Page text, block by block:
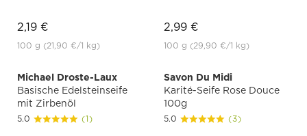
2,19 €
100 g (21,90 €/1 kg)
2,99 €
100 g (29,90 €/1 kg)
Michael Droste-Laux
Basische Edelsteinseife
mit Zirbenöl
5.0 (1)
Savon Du Midi
Karité-Seife Rose Douce
100g
5.0 (3)